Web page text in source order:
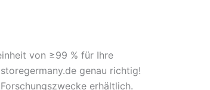
von ≥99 % für Ihre
genau richtig!
erhältlich.